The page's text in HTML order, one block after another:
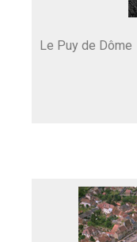
Le Puy de Dôme